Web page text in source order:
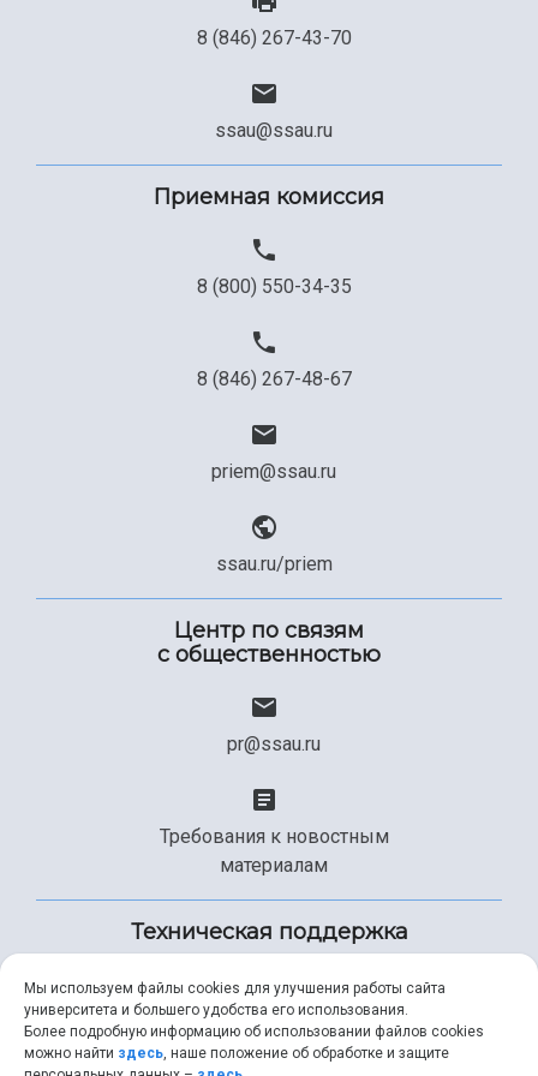
Сведения об образовательной организации
8 (846) 267-43-70
ssau@ssau.ru
Приемная комиссия
8 (800) 550-34-35
8 (846) 267-48-67
priem@ssau.ru
ssau.ru/priem
Центр по связям
с общественностью
pr@ssau.ru
Требования к новостным
материалам
Техническая поддержка
+7 (846) 267-49-99
Мы используем файлы cookies для улучшения работы сайта
университета и большего удобства его использования.
Более подробную информацию об использовании файлов cookies
можно найти здесь, наше положение об обработке и защите